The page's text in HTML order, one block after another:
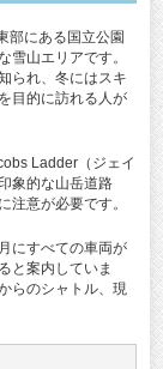
部にある国立公園
雪山エリアです。
られ、冬にはスキ
目的に訪れる人が
Ladder（ジェイ
象的な山岳道路
注意が必要です。
にすべての車両が
と案内していま
らのシャトル、現